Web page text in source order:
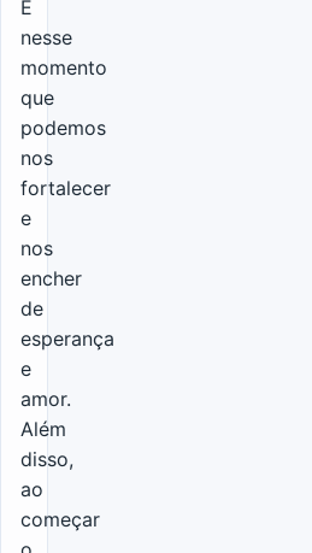
É
nesse
momento
que
podemos
nos
fortalecer
e
nos
encher
de
esperança
e
amor.
Além
disso,
ao
começar